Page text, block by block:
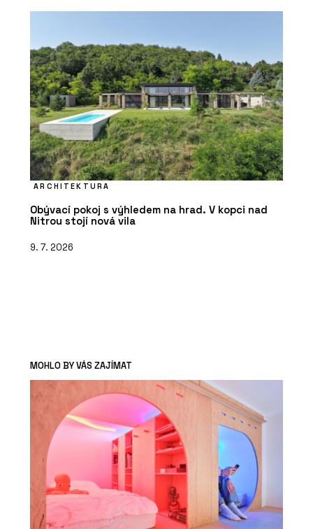
ARCHITEKTURA
Obývací pokoj s výhledem na hrad. V kopci nad
Nitrou stojí nová vila
9. 7. 2026
MOHLO BY VÁS ZAJÍMAT